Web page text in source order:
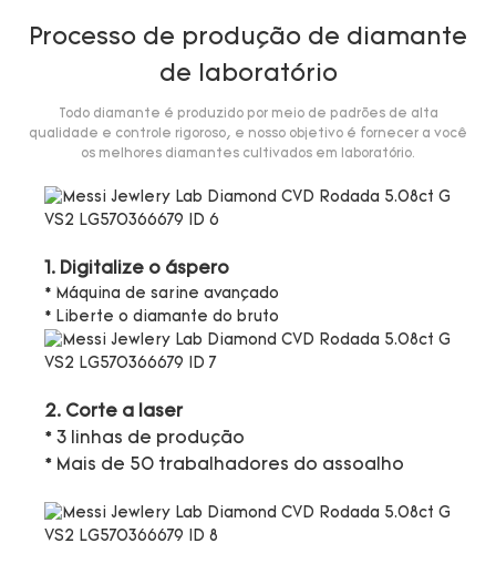
Processo de produção de diamante
de laboratório
Todo diamante é produzido por meio de padrões de alta
qualidade e controle rigoroso, e nosso objetivo é fornecer a você
os melhores diamantes cultivados em laboratório.
1. Digitalize o áspero
* Máquina de sarine avançado
* Liberte o diamante do bruto
2. Corte a laser
* 3 linhas de produção
* Mais de 50 trabalhadores do assoalho